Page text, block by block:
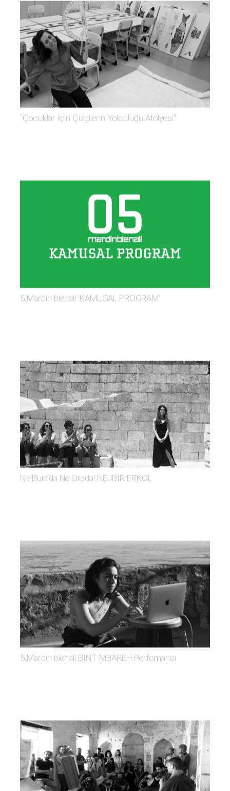
“Çocuklar için Çizgilerin Yolculuğu Atölyesi”
5.Mardin bienali 'KAMUSAL PROGRAM'
Ne Burada Ne Orada! NEJBİR ERKOL
5.Mardin bienali BINT MBAREH Perfomansı